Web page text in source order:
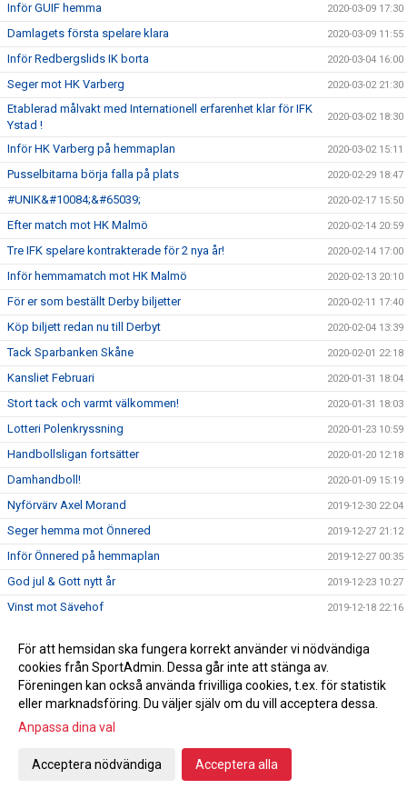
Inför GUIF hemma 2020-03-09 17:30
Damlagets första spelare klara 2020-03-09 11:55
Inför Redbergslids IK borta 2020-03-04 16:00
Seger mot HK Varberg 2020-03-02 21:30
Etablerad målvakt med Internationell erfarenhet klar för IFK
Ystad !
2020-03-02 18:30
Inför HK Varberg på hemmaplan 2020-03-02 15:11
Pusselbitarna börja falla på plats 2020-02-29 18:47
#UNIK&#10084;&#65039; 2020-02-17 15:50
Efter match mot HK Malmö 2020-02-14 20:59
Tre IFK spelare kontrakterade för 2 nya år! 2020-02-14 17:00
Inför hemmamatch mot HK Malmö 2020-02-13 20:10
För er som beställt Derby biljetter 2020-02-11 17:40
Köp biljett redan nu till Derbyt 2020-02-04 13:39
Tack Sparbanken Skåne 2020-02-01 22:18
Kansliet Februari 2020-01-31 18:04
Stort tack och varmt välkommen! 2020-01-31 18:03
Lotteri Polenkryssning 2020-01-23 10:59
Handbollsligan fortsätter 2020-01-20 12:18
Damhandboll! 2020-01-09 15:19
Nyförvärv Axel Morand 2019-12-30 22:04
Seger hemma mot Önnered 2019-12-27 21:12
Inför Önnered på hemmaplan 2019-12-27 00:35
God jul & Gott nytt år 2019-12-23 10:27
Vinst mot Sävehof 2019-12-18 22:16
Vi söker ny kanslist 2019-12-16 23:50
En julhälsning från en utav våra sponsorer 2019-12-16 17:37
Vinst mot Önnered 2019-12-13 21:23
Inför bortamatch mot Önnereds HK
Förmån på hotellnätter
Intervju med Christoffer och Sibbe efter tung förlust
För att hemsidan ska fungera korrekt använder vi nödvändiga
cookies från SportAdmin. Dessa går inte att stänga av.
Föreningen kan också använda frivilliga cookies, t.ex. för statistik
eller marknadsföring. Du väljer själv om du vill acceptera dessa.
Anpassa dina val
Acceptera nödvändiga Acceptera alla